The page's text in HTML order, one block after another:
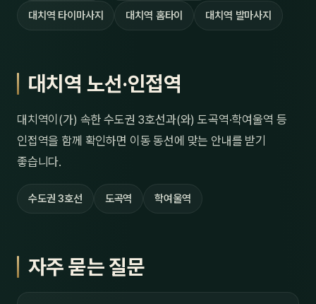
대치역 타이마사지 대치역 홈타이 대치역 발마사지
대치역 노선·인접역
대치역이(가) 속한 수도권 3호선과(와) 도곡역·학여울역 등
인접역을 함께 확인하면 이동 동선에 맞는 안내를 받기
좋습니다.
수도권 3호선 도곡역 학여울역
자주 묻는 질문